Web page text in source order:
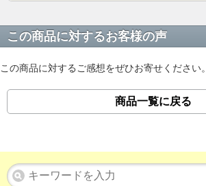
この商品に対するお客様の声
この商品に対するご感想をぜひお寄せください。
商品一覧に戻る